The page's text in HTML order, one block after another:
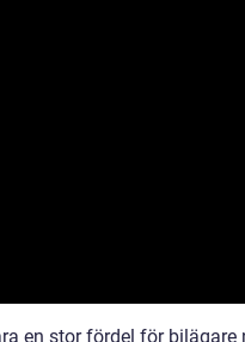
en stor fördel för bilägare